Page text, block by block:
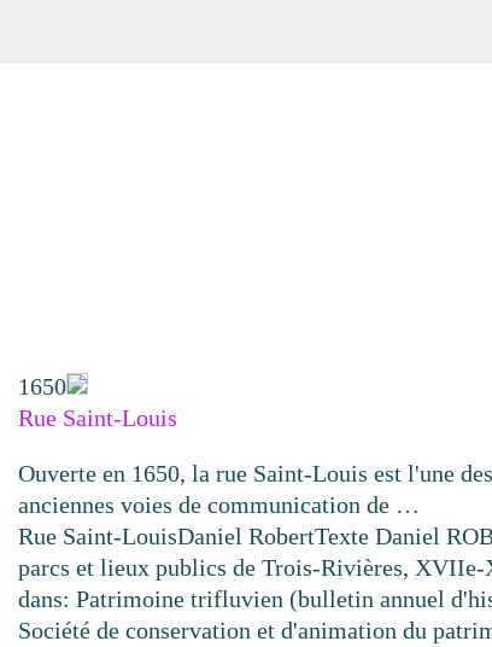
1650
Rue Saint-Louis
Ouverte en 1650, la rue Saint-Louis est l'une
anciennes voies de communication de …
Rue Saint-LouisDaniel RobertTexte Daniel
parcs et lieux publics de Trois-Rivières, XVIIe-
dans: Patrimoine trifluvien (bulletin annuel
Société de conservation et d'animation du